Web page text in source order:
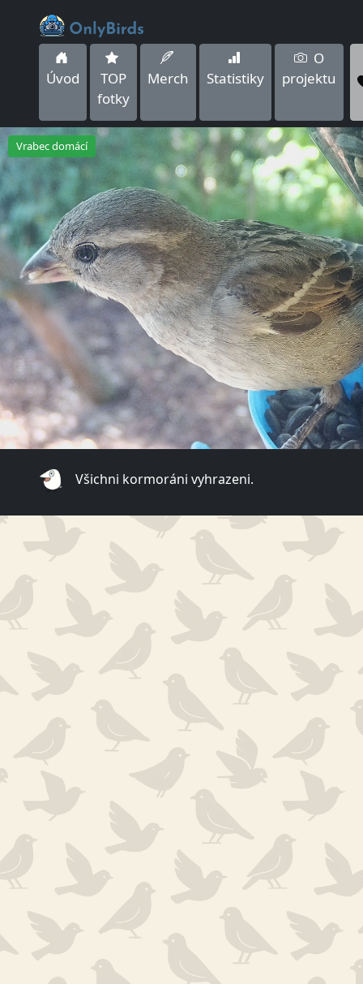
Úvod
TOP
fotky
Merch Statistiky
O
projektu
Vrabec domácí
Všichni kormoráni vyhrazeni.